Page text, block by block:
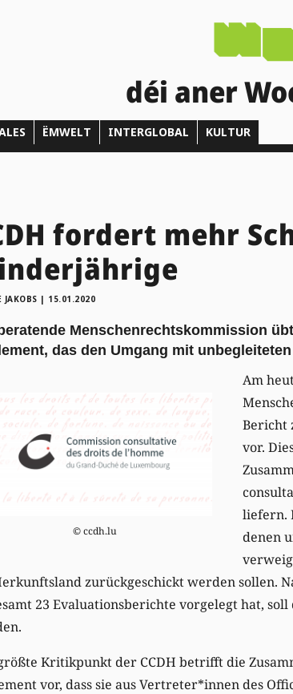
déi aner
ËMWELT INTERGLOBAL KULTUR
fordert mehr
JAKOBS | 15.01.2020
Menschenrechtskommission
das den Umgang mit
© ccdh.lu
Am
Bericht
vor.
liefern.
denen
zurückgeschickt werden sollen.
23 Evaluationsberichte vorgelegt hat,
Kritikpunkt der CCDH betrifft die
vor, dass sie aus Vertreter*innen des